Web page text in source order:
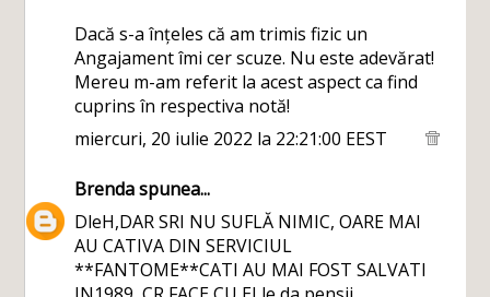
Dacă s-a înțeles că am trimis fizic un
Angajament îmi cer scuze. Nu este adevărat!
Mereu m-am referit la acest aspect ca find
cuprins în respectiva notă!
miercuri, 20 iulie 2022 la 22:21:00 EEST
Brendaspunea...
DleH,DAR SRI NU SUFLĂ NIMIC, OARE MAI
AU CATIVA DIN SERVICIUL
**FANTOME**CATI AU MAI FOST SALVATI